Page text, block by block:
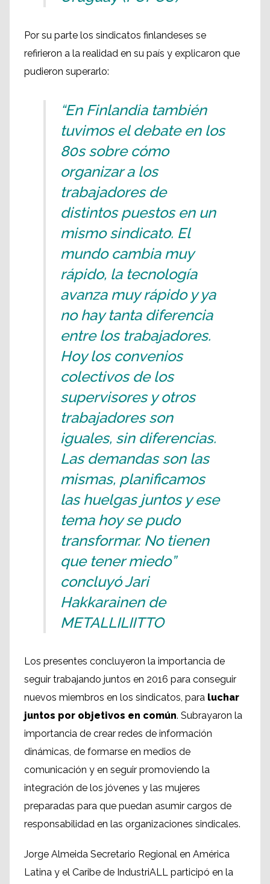
Por su parte los sindicatos finlandeses se
refirieron a la realidad en su país y explicaron que
pudieron superarlo:
“En Finlandia también
tuvimos el debate en los
80s sobre cómo
organizar a los
trabajadores de
distintos puestos en un
mismo sindicato. El
mundo cambia muy
rápido, la tecnología
avanza muy rápido y ya
no hay tanta diferencia
entre los trabajadores.
Hoy los convenios
colectivos de los
supervisores y otros
trabajadores son
iguales, sin diferencias.
Las demandas son las
mismas, planificamos
las huelgas juntos y ese
tema hoy se pudo
transformar. No tienen
que tener miedo”
concluyó Jari
Hakkarainen de
METALLILIITTO
Los presentes concluyeron la importancia de
seguir trabajando juntos en 2016 para conseguir
nuevos miembros en los sindicatos, para luchar
juntos por objetivos en común. Subrayaron la
importancia de crear redes de información
dinámicas, de formarse en medios de
comunicación y en seguir promoviendo la
integración de los jóvenes y las mujeres
preparadas para que puedan asumir cargos de
responsabilidad en las organizaciones sindicales.
Jorge Almeida Secretario Regional en América
Latina y el Caribe de IndustriALL participó en la